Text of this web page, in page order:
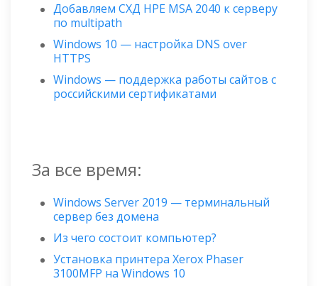
Добавляем СХД HPE MSA 2040 к серверу
по multipath
Windows 10 — настройка DNS over
HTTPS
Windows — поддержка работы сайтов с
российскими сертификатами
За все время:
Windows Server 2019 — терминальный
сервер без домена
Из чего состоит компьютер?
Установка принтера Xerox Phaser
3100MFP на Windows 10